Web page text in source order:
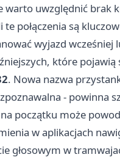
warto uwzględnić brak
te połączenia są
wyjazd wcześniej
które pojawią
. Nowa nazwa
- powinna
początku może
w aplikacjach
głosowym w